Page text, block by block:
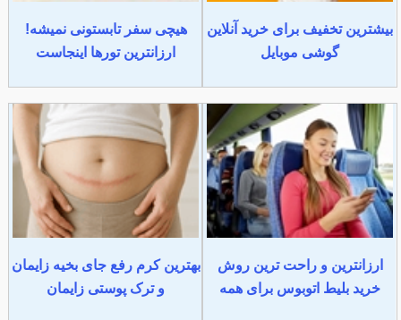
بیشترین تخفیف برای خرید آنلاین
گوشی موبایل
هیچی سفر تابستونی نمیشه!
ارزانترین تورها اینجاست
ارزانترین و راحت ترین روش
خرید بلیط اتوبوس برای همه
بهترین کرم رفع جای بخیه زایمان
و ترک پوستی زایمان